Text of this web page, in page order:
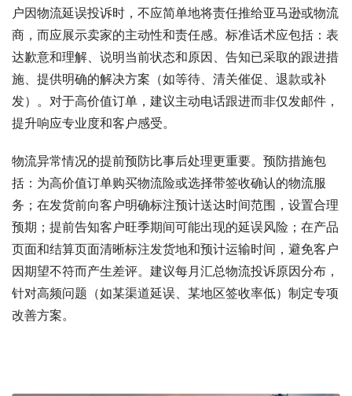
户因物流延误投诉时，不应简单地将责任推给亚马逊或物流
商，而应展示卖家的主动性和责任感。标准话术应包括：表
达歉意和理解、说明当前状态和原因、告知已采取的跟进措
施、提供明确的解决方案（如等待、清关催促、退款或补
发）。对于高价值订单，建议主动电话跟进而非仅发邮件，
提升响应专业度和客户感受。
物流异常情况的提前预防比事后处理更重要。预防措施包
括：为高价值订单购买物流险或选择带签收确认的物流服
务；在发货前向客户明确标注预计送达时间范围，设置合理
预期；提前告知客户旺季期间可能出现的延误风险；在产品
页面和结算页面清晰标注发货地和预计运输时间，避免客户
因期望不符而产生差评。建议每月汇总物流投诉原因分布，
针对高频问题（如某渠道延误、某地区签收率低）制定专项
改善方案。